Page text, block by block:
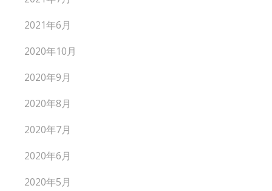
2021年6月
2020年10月
2020年9月
2020年8月
2020年7月
2020年6月
2020年5月